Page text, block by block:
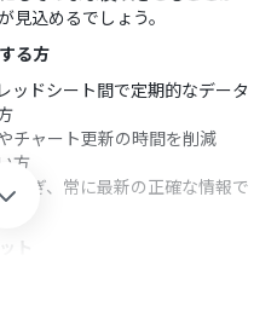
見込めるでしょう。
る方
ドシート間で定期的なデータ
チャート更新の時間を削減
方
防ぎ、常に最新の正確な情報で
ト